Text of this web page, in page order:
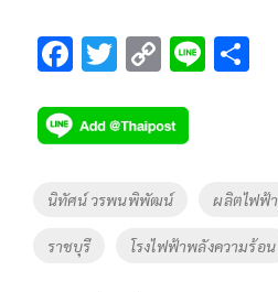
F
e
b
o
o
k
T
tt
er
C
p
y
Li
n
k
Li
Tags
นิทัศน์ วรพนพิพัฒน์ ผลิตไฟฟ้า
ราชบุรี โรงไฟฟ้าพลังความร้อน